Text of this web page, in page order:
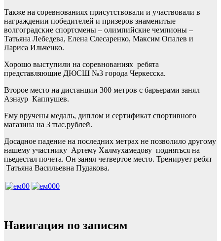
Также на соревнованиях присутствовали и участвовали в
награждении победителей и призеров знаменитые
волгоградские спортсмены – олимпийские чемпионы –
Татьяна Лебедева, Елена Слесаренко, Максим Опалев и
Лариса Ильченко.
Хорошо выступили на соревнованиях ребята
представляющие ДЮСШ №3 города Черкесска.
Второе место на дистанции 300 метров с барьерами занял
Азнаур Каппушев.
Ему вручены медаль, диплом и сертификат спортивного
магазина на 3 тыс.рублей.
Досадное падение на последних метрах не позволило другому
нашему участнику Артему Халмухамедову подняться на
пьедестал почета. Он занял четвертое место. Тренирует ребят
Татьяна Васильевна Пудакова.
Навигация по записям